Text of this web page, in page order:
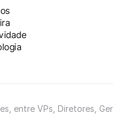
entre VPs, Diretores,